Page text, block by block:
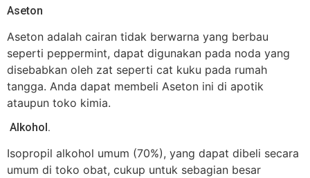
Aseton
Aseton adalah cairan tidak berwarna yang berbau
seperti peppermint, dapat digunakan pada noda yang
disebabkan oleh zat seperti cat kuku pada rumah
tangga. Anda dapat membeli Aseton ini di apotik
ataupun toko kimia.
Alkohol.
Isopropil alkohol umum (70%), yang dapat dibeli secara
umum di toko obat, cukup untuk sebagian besar